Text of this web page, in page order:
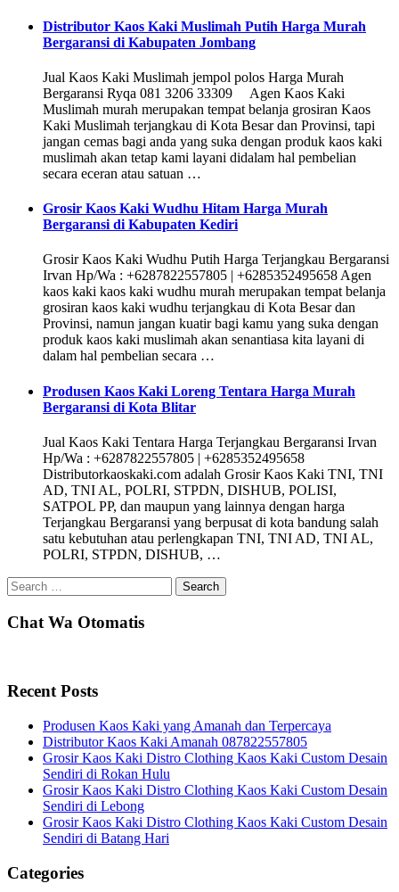
Distributor Kaos Kaki Muslimah Putih Harga Murah
Bergaransi di Kabupaten Jombang
Jual Kaos Kaki Muslimah jempol polos Harga Murah
Bergaransi Ryqa 081 3206 33309 Agen Kaos Kaki
Muslimah murah merupakan tempat belanja grosiran Kaos
Kaki Muslimah terjangkau di Kota Besar dan Provinsi, tapi
jangan cemas bagi anda yang suka dengan produk kaos kaki
muslimah akan tetap kami layani didalam hal pembelian
secara eceran atau satuan …
Grosir Kaos Kaki Wudhu Hitam Harga Murah
Bergaransi di Kabupaten Kediri
Grosir Kaos Kaki Wudhu Putih Harga Terjangkau Bergaransi
Irvan Hp/Wa : +6287822557805 | +6285352495658 Agen
kaos kaki kaos kaki wudhu murah merupakan tempat belanja
grosiran kaos kaki wudhu terjangkau di Kota Besar dan
Provinsi, namun jangan kuatir bagi kamu yang suka dengan
produk kaos kaki muslimah akan senantiasa kita layani di
dalam hal pembelian secara …
Produsen Kaos Kaki Loreng Tentara Harga Murah
Bergaransi di Kota Blitar
Jual Kaos Kaki Tentara Harga Terjangkau Bergaransi Irvan
Hp/Wa : +6287822557805 | +6285352495658
Distributorkaoskaki.com adalah Grosir Kaos Kaki TNI, TNI
AD, TNI AL, POLRI, STPDN, DISHUB, POLISI,
SATPOL PP, dan maupun yang lainnya dengan harga
Terjangkau Bergaransi yang berpusat di kota bandung salah
satu kebutuhan atau perlengkapan TNI, TNI AD, TNI AL,
POLRI, STPDN, DISHUB, …
Search
for:
Chat Wa Otomatis
Recent Posts
Produsen Kaos Kaki yang Amanah dan Terpercaya
Distributor Kaos Kaki Amanah 087822557805
Grosir Kaos Kaki Distro Clothing Kaos Kaki Custom Desain
Sendiri di Rokan Hulu
Grosir Kaos Kaki Distro Clothing Kaos Kaki Custom Desain
Sendiri di Lebong
Grosir Kaos Kaki Distro Clothing Kaos Kaki Custom Desain
Sendiri di Batang Hari
Categories